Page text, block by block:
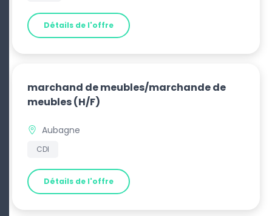
Détails de l'offre
marchand de meubles/marchande de
meubles(H/F)
Aubagne
CDI
Détails de l'offre